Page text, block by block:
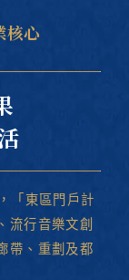
核心
「東區門戶計
流行音樂文創
帶、重劃及都